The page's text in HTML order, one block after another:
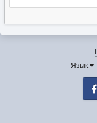
Язык